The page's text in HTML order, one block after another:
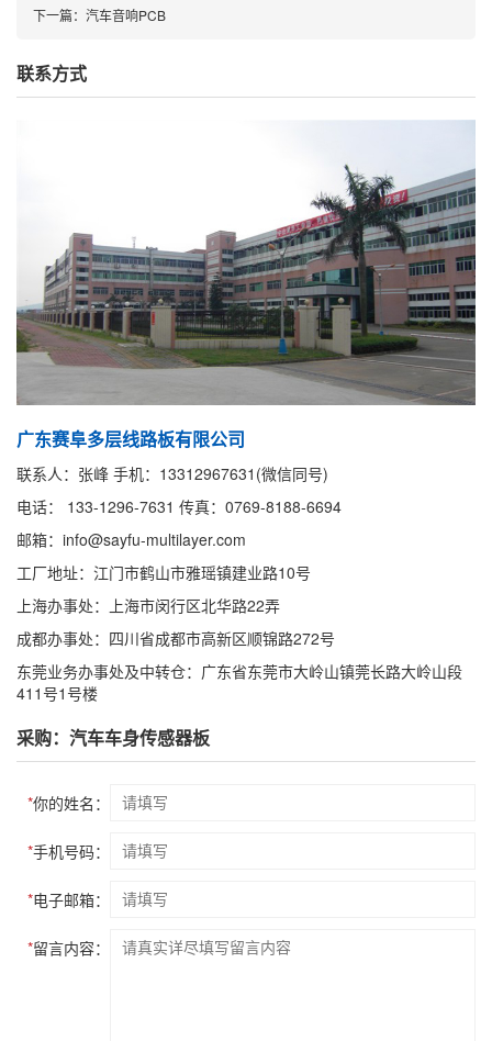
下一篇： 汽车音响PCB
联系方式
广东赛阜多层线路板有限公司
联系人：张峰 手机：13312967631(微信同号)
电话： 133-1296-7631 传真：0769-8188-6694
邮箱：info@sayfu-multilayer.com
工厂地址：江门市鹤山市雅瑶镇建业路10号
上海办事处：上海市闵行区北华路22弄
成都办事处：四川省成都市高新区顺锦路272号
东莞业务办事处及中转仓：广东省东莞市大岭山镇莞长路大岭山段
411号1号楼
采购：汽车车身传感器板
*你的姓名：
*手机号码：
*电子邮箱：
*留言内容：